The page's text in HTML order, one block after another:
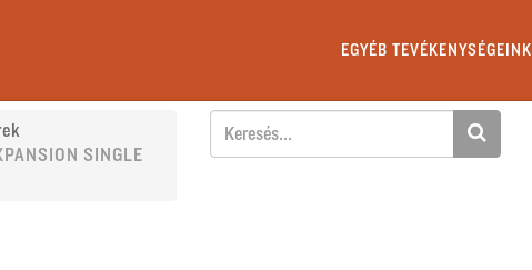
EGYÉB TEVÉKENYSÉGEINK
SINGLE